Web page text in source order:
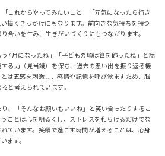
これからやってみたいこと」「元気になったら行き
描くきっかけにもなります。前向きな気持ちを持つ
合いを生み、生きがいづくりにもつながります。
7月になったね」「子どもの頃は笹を飾ったね」と話
る力（見当識）を保ち、過去の思い出を振り返る機
は五感を刺激し、感情や記憶を呼び覚ますため、脳
と考えられています。
、「そんなお願いもいいね」と笑い合ったりするこ
ことは心を明るくし、ストレスを和らげるだけでな
ています。笑顔で過ごす時間が増えることは、心身
ます。